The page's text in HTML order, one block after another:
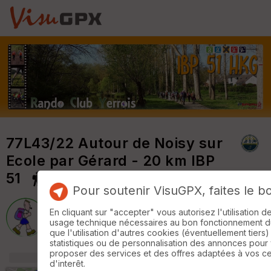
77L43/22 Autour de Noisy sur
Ecole par Gérard - 20 km IBP
51
Rando Club Yerrois
+ m
Pour soutenir VisuGPX, faites le
En cliquant sur "accepter" vous autorisez l'utilisation
usage technique nécessaires au bon fonctionnement
que l'utilisation d'autres cookies (éventuellement
statistiques ou de personnalisation des annonces pour
proposer des services et des offres adaptées à vos
d'interêt.